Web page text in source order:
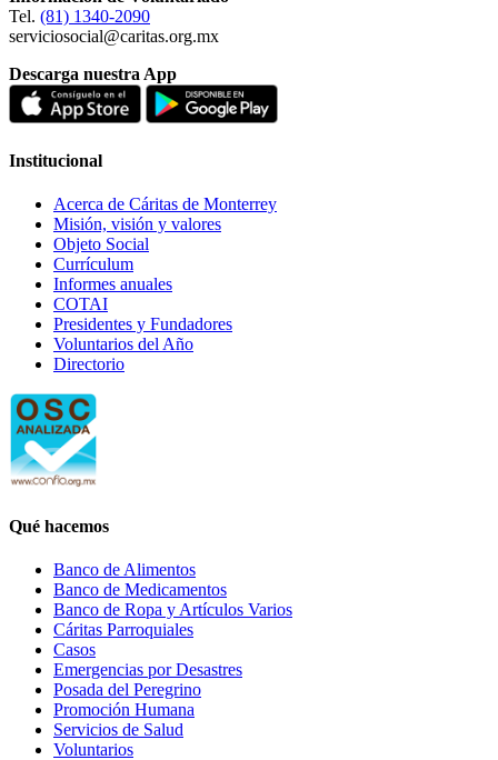
Tel. (81) 1340-2090
serviciosocial@caritas.org.mx
Descarga nuestra App
Institucional
Acerca de Cáritas de Monterrey
Misión, visión y valores
Objeto Social
Currículum
Informes anuales
COTAI
Presidentes y Fundadores
Voluntarios del Año
Directorio
Qué hacemos
Banco de Alimentos
Banco de Medicamentos
Banco de Ropa y Artículos Varios
Cáritas Parroquiales
Casos
Emergencias por Desastres
Posada del Peregrino
Promoción Humana
Servicios de Salud
Voluntarios